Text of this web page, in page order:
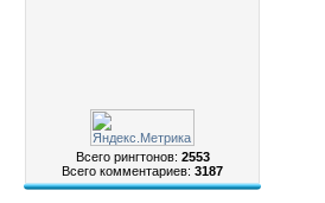
Всего рингтонов: 2553
Всего комментариев: 3187